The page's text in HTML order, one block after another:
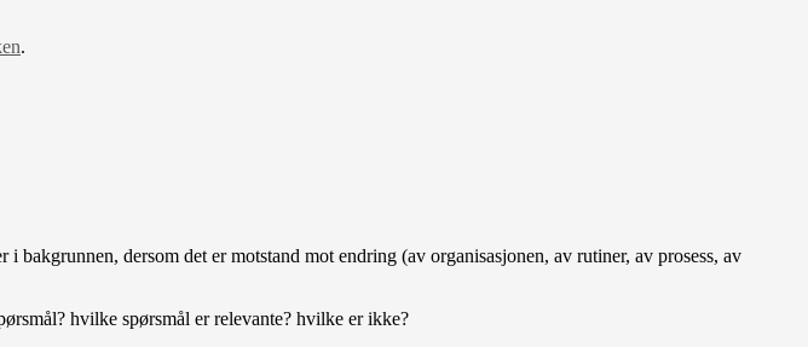
.
dersom det er motstand mot endring (av organisasjonen, av rutiner, av prosess, av
hvilke spørsmål er relevante? hvilke er ikke?